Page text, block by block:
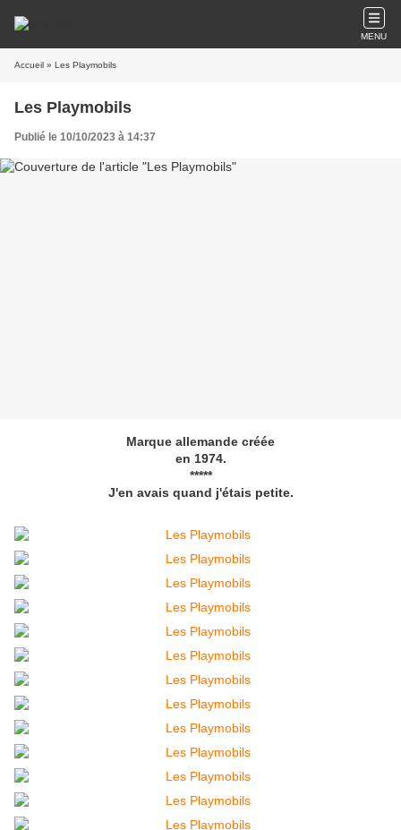
MENU
Accueil » Les Playmobils
Les Playmobils
Publié le 10/10/2023 à 14:37
Marque allemande créée
en 1974.
*****
J'en avais quand j'étais petite.